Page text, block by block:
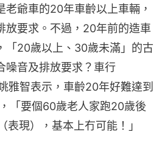
老爺車的20年車齡以上車輛，
放要求。不過，20年前的造車
「20歲以上、30歲未滿」的古
噪音及排放要求？車行
雅智表示，車齡20年好難達到
「要個60歲老人家跑20歲後
現），基本上冇可能！」